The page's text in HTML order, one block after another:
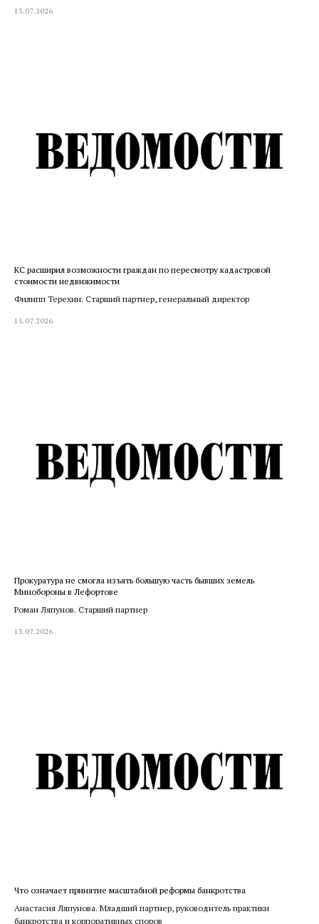
15.07.2026
КС расширил возможности граждан по пересмотру кадастровой
стоимости недвижимости
Филипп Терехин. Старший партнер, генеральный директор
15.07.2026
Прокуратура не смогла изъять большую часть бывших земель
Минобороны в Лефортове
Роман Ляпунов. Старший партнер
13.07.2026
Что означает принятие масштабной реформы банкротства
Анастасия Ляпунова. Младший партнер, руководитель практики
банкротства и корпоративных споров